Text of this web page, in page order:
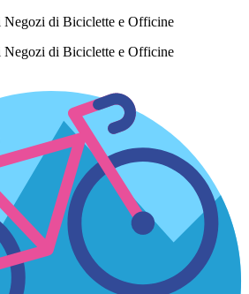
di Biciclette e Officine
di Biciclette e Officine